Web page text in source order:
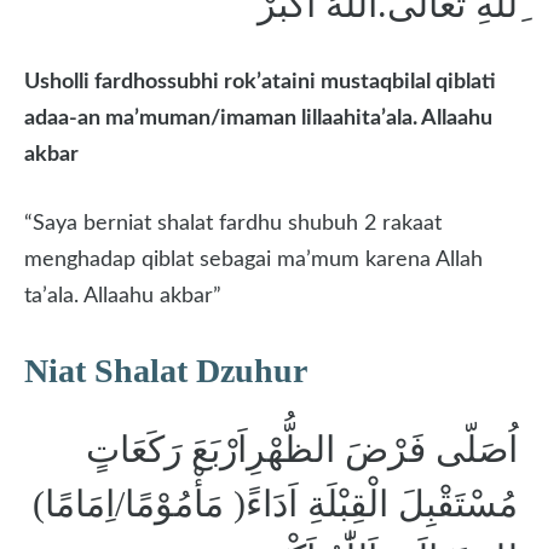
Usholli fardhossubhi rok’ataini mustaqbilal qiblati
adaa-an ma’muman/imaman lillaahita’ala. Allaahu
akbar
“Saya berniat shalat fardhu shubuh 2 rakaat
menghadap qiblat sebagai ma’mum karena Allah
ta’ala. Allaahu akbar”
Niat Shalat Dzuhur
اُصَلّى فَرْضَ الظُّهْرِاَرْبَعَ رَكَعَاتٍ
مُسْتَقْبِلَ الْقِبْلَةِ اَدَاءً( مَأْمُوْمًا/اِمَامًا)